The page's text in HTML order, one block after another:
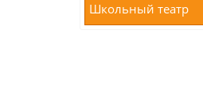
Школьный театр